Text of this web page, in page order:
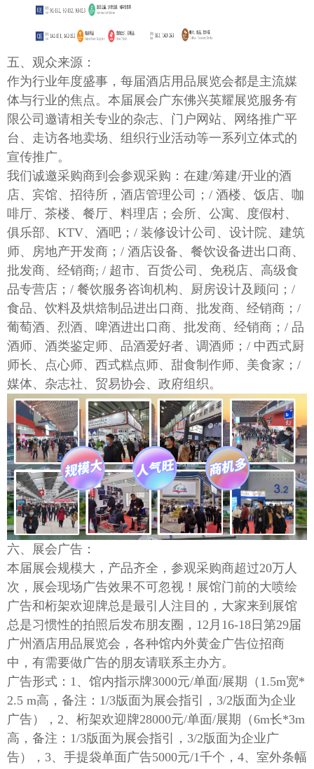
五、观众来源：
作为行业年度盛事，每届酒店用品展览会都是主流媒
体与行业的焦点。本届展会广东佛兴英耀展览服务有
限公司邀请相关专业的杂志、门户网站、网络推广平
台、走访各地卖场、组织行业活动等一系列立体式的
宣传推广。
我们诚邀采购商到会参观采购：在建/筹建/开业的酒
店、宾馆、招待所，酒店管理公司；/ 酒楼、饭店、咖
啡厅、茶楼、餐厅、料理店；会所、公寓、度假村、
俱乐部、KTV、酒吧；/ 装修设计公司、设计院、建筑
师、房地产开发商；/ 酒店设备、餐饮设备进出口商、
批发商、经销商; / 超市、百货公司、免税店、高级食
品专营店；/ 餐饮服务咨询机构、厨房设计及顾问；/
食品、饮料及烘焙制品进出口商、批发商、经销商；/
葡萄酒、烈酒、啤酒进出口商、批发商、经销商；/ 品
酒师、酒类鉴定师、品酒爱好者、调酒师；/ 中西式厨
师长、点心师、西式糕点师、甜食制作师、美食家；/
媒体、杂志社、贸易协会、政府组织。
六、展会广告：
本届展会规模大， 产品齐全， 参观采购商超过20万 人
次 ，展会现场广告效果不可忽视！ 展馆门前的大喷绘
广告和桁架欢迎牌总是最引人注目的，大家来到展馆
总是习惯性的拍照后发布朋友圈， 12月16-18日第29届
广州酒店用品展览会，各种馆内外黄金广告位招商
中，有需要做广告的朋友请联系主办方。
广告形式： 1、 馆内指示牌3000元/单面/展期（1.5m宽*
2.5 m高，备注：1/3版面为展会指引，3/2版面为企业
广告）， 2、 桁架欢迎牌28000元/单面/展期（6m长*3m
高，备注：1/3版面为展会指引，3/2版面为企业广
告）， 3、 手提袋单面广告5000元/1千个， 4、 室外条幅